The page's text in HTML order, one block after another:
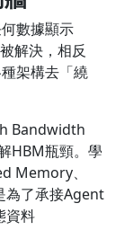
數據顯示
解決，相反
架構去「繞
Bandwidth
HBM瓶頸。學
Memory、
為了承接Agent
資料